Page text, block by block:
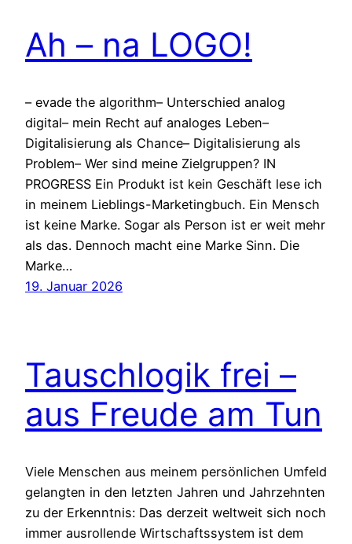
Ah – na LOGO!
– evade the algorithm– Unterschied analog
digital– mein Recht auf analoges Leben–
Digitalisierung als Chance– Digitalisierung als
Problem– Wer sind meine Zielgruppen? IN
PROGRESS Ein Produkt ist kein Geschäft lese ich
in meinem Lieblings-Marketingbuch. Ein Mensch
ist keine Marke. Sogar als Person ist er weit mehr
als das. Dennoch macht eine Marke Sinn. Die
Marke…
19. Januar 2026
Tauschlogik frei –
aus Freude am Tun
Viele Menschen aus meinem persönlichen Umfeld
gelangten in den letzten Jahren und Jahrzehnten
zu der Erkenntnis: Das derzeit weltweit sich noch
immer ausrollende Wirtschaftssystem ist dem